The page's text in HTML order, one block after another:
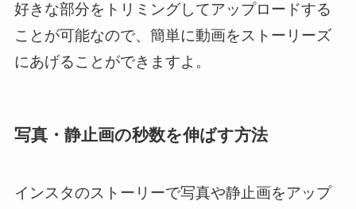
好きな部分をトリミングしてアップロードする
ことが可能なので、簡単に動画をストーリーズ
にあげることができますよ。
写真・静止画の秒数を伸ばす方法
インスタのストーリーで写真や静止画をアップ